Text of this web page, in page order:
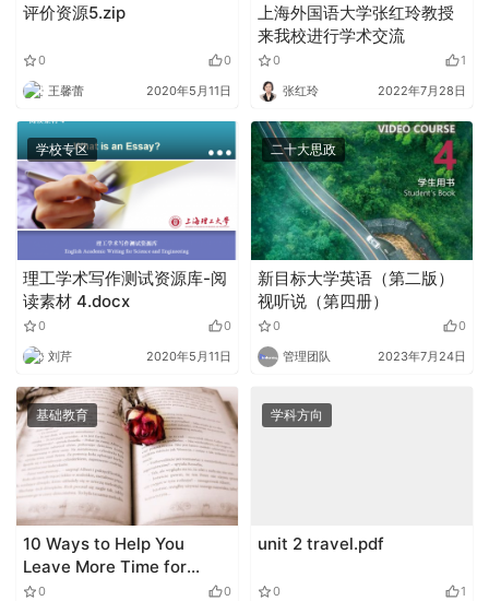
评价资源5.zip
0 0
王馨蕾 2020年5月11日
上海外国语大学张红玲教授
来我校进行学术交流
0 1
张红玲 2022年7月28日
学校专区
理工学术写作测试资源库-阅
读素材 4.docx
0 0
刘芹 2020年5月11日
二十大思政
新目标大学英语（第二版）
视听说（第四册）
0 0
管理团队 2023年7月24日
基础教育
10 Ways to Help You
Leave More Time for
Reading.docx
0 0
学科方向
unit 2 travel.pdf
0 1